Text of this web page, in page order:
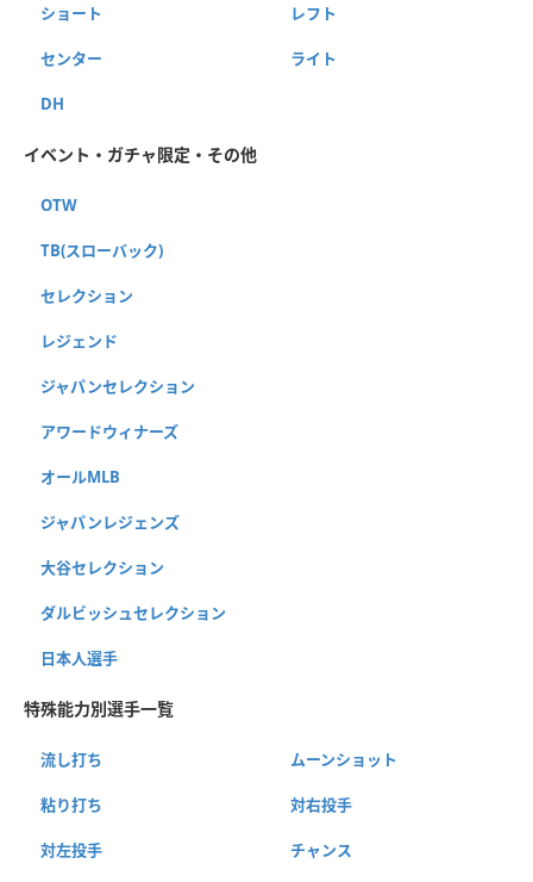
ショート レフト
センター ライト
DH
イベント・ガチャ限定・その他
OTW
TB(スローバック)
セレクション
レジェンド
ジャパンセレクション
アワードウィナーズ
オールMLB
ジャパンレジェンズ
大谷セレクション
ダルビッシュセレクション
日本人選手
特殊能力別選手一覧
流し打ち ムーンショット
粘り打ち 対右投手
対左投手 チャンス